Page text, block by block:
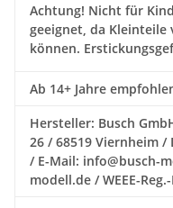
Achtung! Nicht für
geeignet, da Kleinteile
können.
Ab 14+ Jahre
Hersteller: Busch
26 / 68519 Viernheim /
/ E-Mail: info@busch-
modell.de / WEEE-